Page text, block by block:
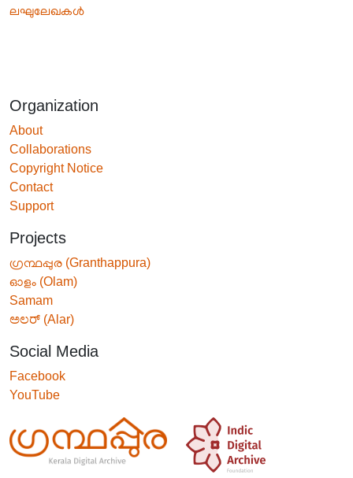
ലഘുലേഖകൾ
Organization
About
Collaborations
Copyright Notice
Contact
Support
Projects
ഗ്രന്ഥപ്പുര (Granthappura)
ഓളം (Olam)
Samam
ಅಲರ್ (Alar)
Social Media
Facebook
YouTube